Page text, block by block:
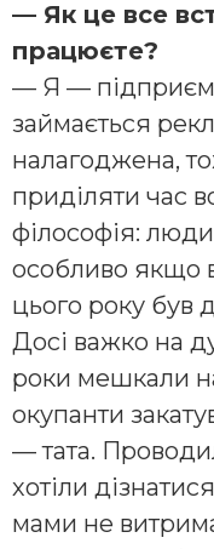
— Як це все
працюєте?
— Я —
займається
налагоджена,
приділяти час
філософія:
особливо якщо
цього року був
Досі важко на
роки мешкали
окупанти
— тата.
хотіли
мами не